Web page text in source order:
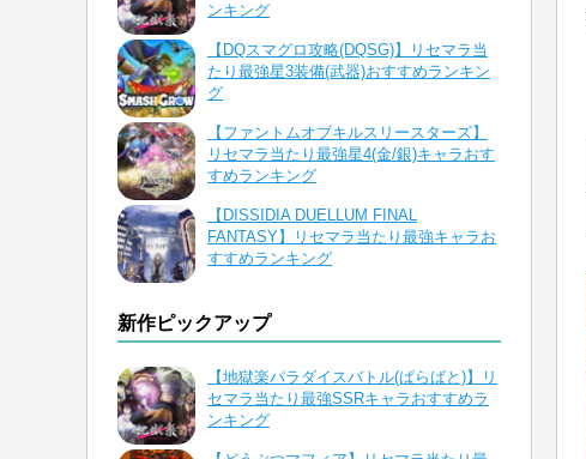
ンキング
【DQスマグロ攻略(DQSG)】リセマラ当
たり最強星3装備(武器)おすすめランキン
グ
【ファントムオブキルスリースターズ】
リセマラ当たり最強星4(金/銀)キャラおす
すめランキング
【DISSIDIA DUELLUM FINAL
FANTASY】リセマラ当たり最強キャラお
すすめランキング
新作ピックアップ
【地獄楽パラダイスバトル(ぱらばと)】リ
セマラ当たり最強SSRキャラおすすめラ
ンキング